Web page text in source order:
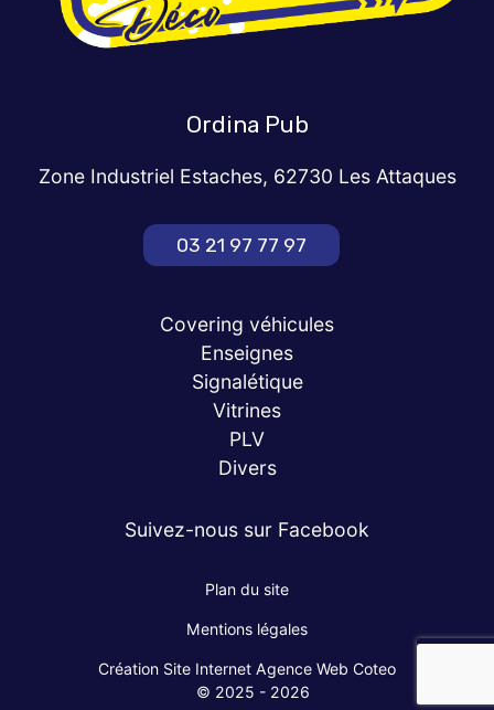
Ordina Pub
Zone Industriel Estaches, 62730 Les Attaques
03 21 97 77 97
Covering véhicules
Enseignes
Signalétique
Vitrines
PLV
Divers
Suivez-nous sur Facebook
Plan du site
Mentions légales
Création Site Internet Agence Web Coteo
© 2025 - 2026